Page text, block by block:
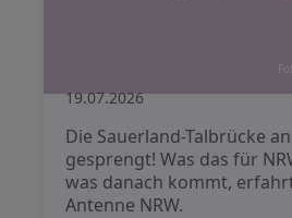
19.07.2026
Die Sauerland-Talbrücke
gesprengt! Was das für
was danach kommt,
Antenne NRW.